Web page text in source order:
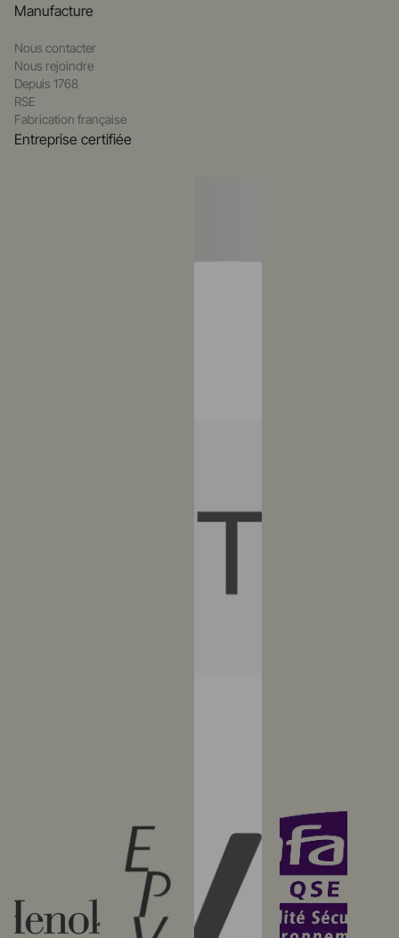
Manufacture
Nous contacter
Nous rejoindre
Depuis 1768
RSE
Fabrication française
Entreprise certifiée